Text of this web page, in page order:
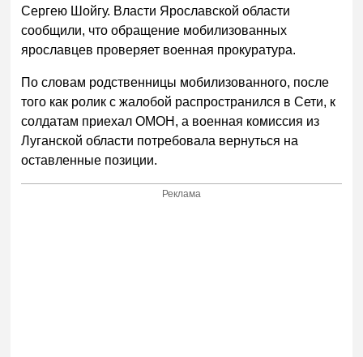
Сергею Шойгу. Власти Ярославской области
сообщили, что обращение мобилизованных
ярославцев проверяет военная прокуратура.
По словам родственницы мобилизованного, после
того как ролик с жалобой распространился в Сети, к
солдатам приехал ОМОН, а военная комиссия из
Луганской области потребовала вернуться на
оставленные позиции.
Реклама